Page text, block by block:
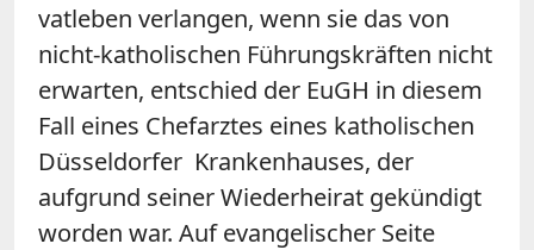
vat­le­ben ver­lan­gen, wenn sie das von
nicht-ka­tho­li­schen Füh­rungs­kräf­ten nicht
er­war­ten, entschied der EuGH in diesem
Fall eines Chefarztes eines katholischen
Düsseldorfer Krankenhauses, der
aufgrund seiner Wiederheirat gekündigt
worden war. Auf evangelischer Seite